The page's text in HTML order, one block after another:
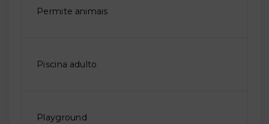
Permite animais
Piscina adulto
Playground